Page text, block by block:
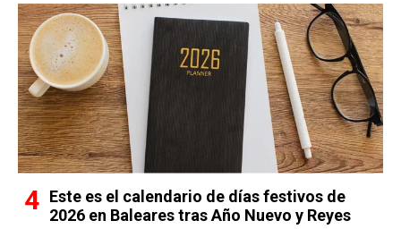
Este es el calendario de días festivos de
2026 en Baleares tras Año Nuevo y Reyes